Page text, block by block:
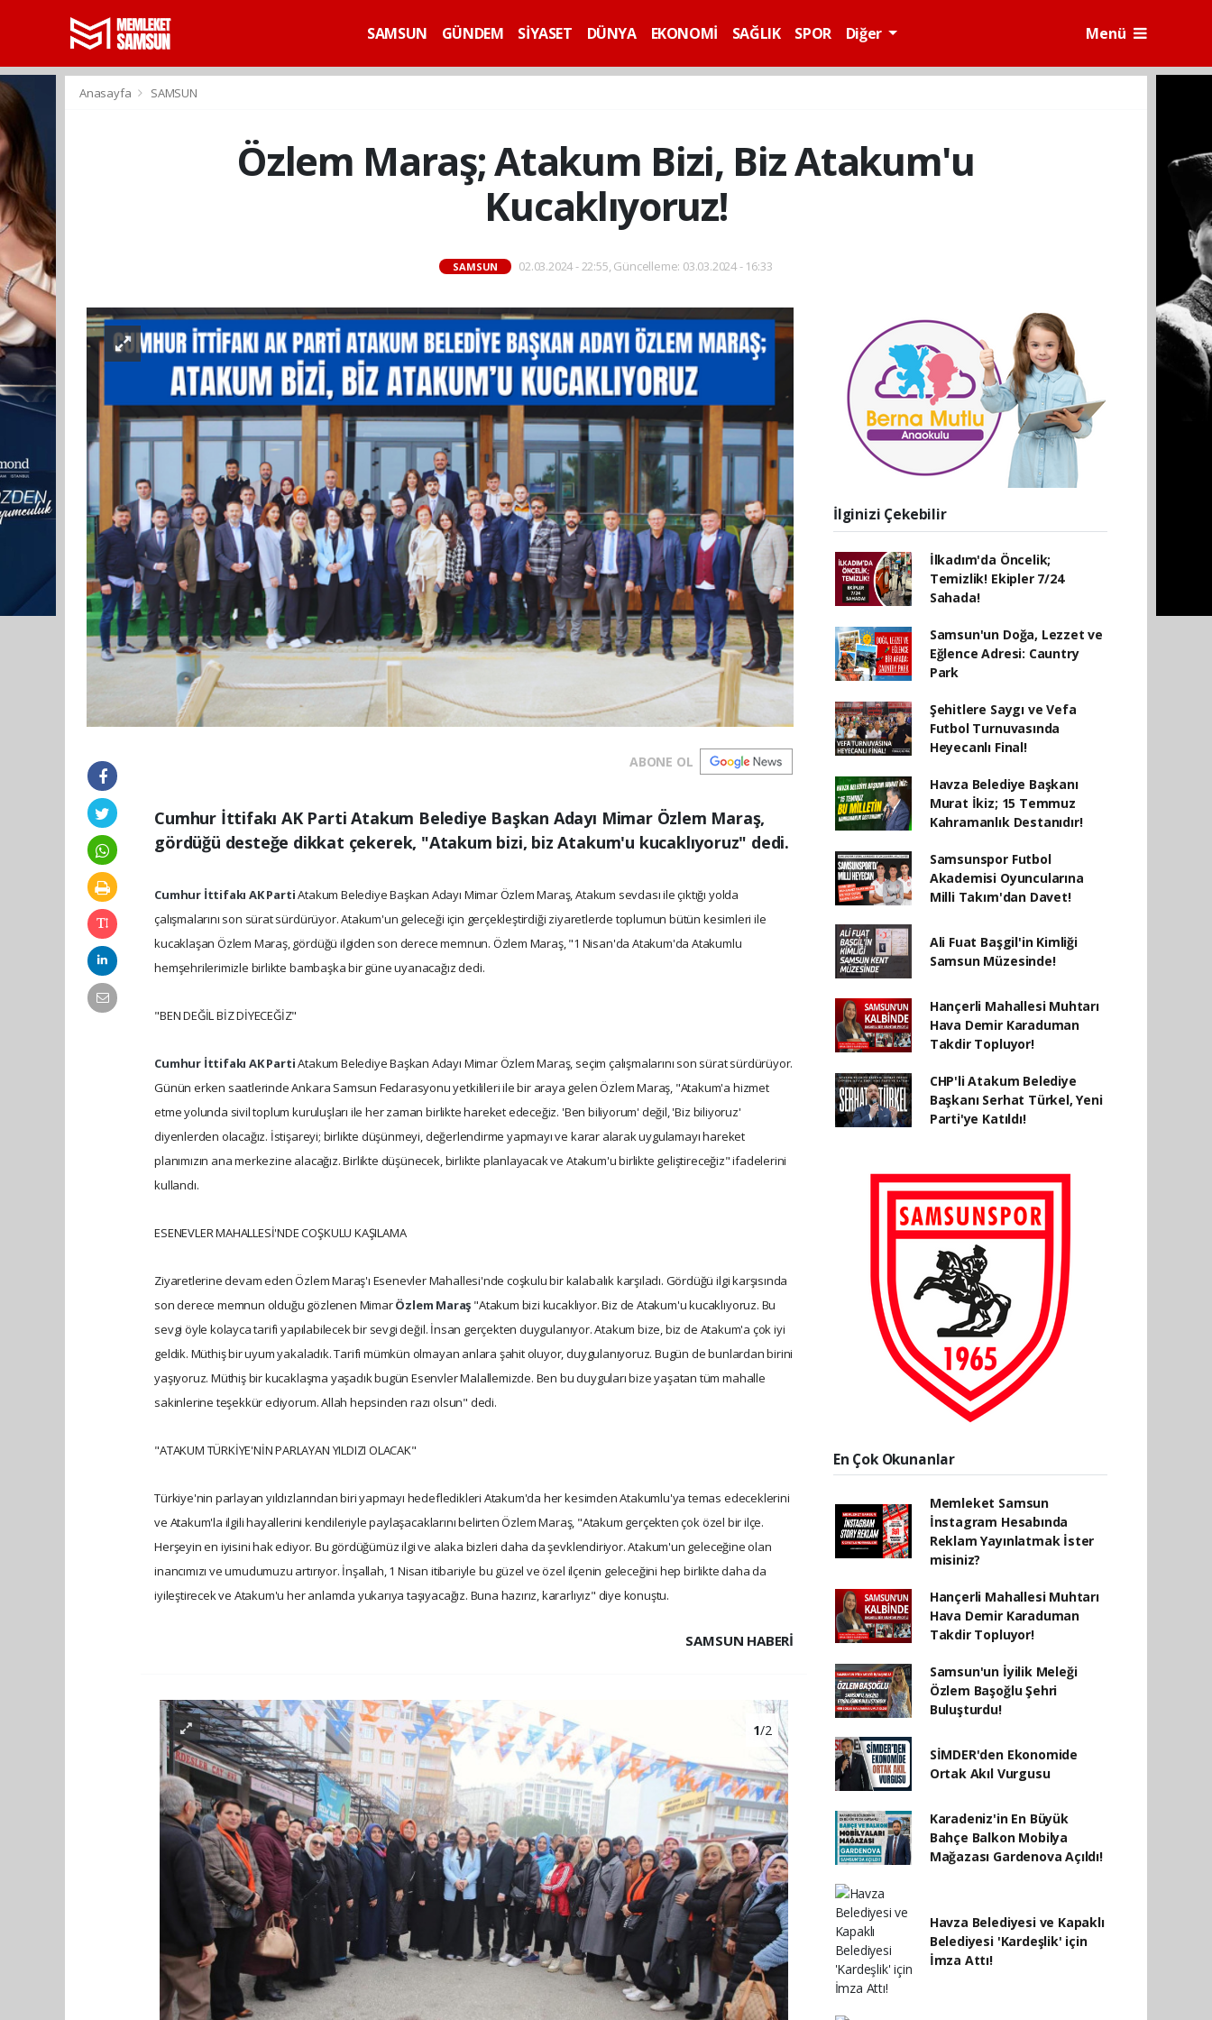
SAMSUN GÜNDEM SİYASET DÜNYA EKONOMİ SAĞLIK SPOR Diğer Menü
Anasayfa SAMSUN
Özlem Maraş; Atakum Bizi, Biz Atakum'u
Kucaklıyoruz!
SAMSUN 02.03.2024 - 22:55, Güncelleme: 03.03.2024 - 16:33
ABONE OL
Cumhur İttifakı AK Parti Atakum Belediye Başkan Adayı Mimar Özlem Maraş,
gördüğü desteğe dikkat çekerek, "Atakum bizi, biz Atakum'u kucaklıyoruz" dedi.
Cumhur İttifakıAK PartiAtakum Belediye Başkan Adayı Mimar Özlem Maraş, Atakum sevdası ile çıktığı yolda
çalışmalarını son sürat sürdürüyor. Atakum'un geleceği için gerçekleştirdiği ziyaretlerde toplumun bütün kesimleri ile
kucaklaşan Özlem Maraş, gördüğü ilgiden son derece memnun. Özlem Maraş, "1 Nisan'da Atakum'da Atakumlu
hemşehrilerimizle birlikte bambaşka bir güne uyanacağız dedi.
"BEN DEĞİL BİZ DİYECEĞİZ"
Cumhur İttifakıAK PartiAtakum Belediye Başkan Adayı Mimar Özlem Maraş, seçim çalışmalarını son sürat sürdürüyor.
Günün erken saatlerinde Ankara Samsun Fedarasyonu yetkilileri ile bir araya gelen Özlem Maraş, "Atakum'a hizmet
etme yolunda sivil toplum kuruluşları ile her zaman birlikte hareket edeceğiz. 'Ben biliyorum' değil, 'Biz biliyoruz'
diyenlerden olacağız. İstişareyi; birlikte düşünmeyi, değerlendirme yapmayı ve karar alarak uygulamayı hareket
planımızın ana merkezine alacağız. Birlikte düşünecek, birlikte planlayacak ve Atakum'u birlikte geliştireceğiz" ifadelerini
kullandı.
ESENEVLER MAHALLESİ'NDE COŞKULU KAŞILAMA
Ziyaretlerine devam eden Özlem Maraş'ı Esenevler Mahallesi'nde coşkulu bir kalabalık karşıladı. Gördüğü ilgi karşısında
son derece memnun olduğu gözlenen MimarÖzlem Maraş "Atakum bizi kucaklıyor. Biz de Atakum'u kucaklıyoruz. Bu
sevgi öyle kolayca tarifi yapılabilecek bir sevgi değil. İnsan gerçekten duygulanıyor. Atakum bize, biz de Atakum'a çok iyi
geldik. Müthiş bir uyum yakaladık. Tarifi mümkün olmayan anlara şahit oluyor, duygulanıyoruz. Bugün de bunlardan birini
yaşıyoruz. Müthiş bir kucaklaşma yaşadık bugün Esenvler Malallemizde. Ben bu duyguları bize yaşatan tüm mahalle
sakinlerine teşekkür ediyorum. Allah hepsinden razı olsun" dedi.
"ATAKUM TÜRKİYE'NİN PARLAYAN YILDIZI OLACAK"
Türkiye'nin parlayan yıldızlarından biri yapmayı hedefledikleri Atakum'da her kesimden Atakumlu'ya temas edeceklerini
ve Atakum'la ilgili hayallerini kendileriyle paylaşacaklarını belirten Özlem Maraş, "Atakum gerçekten çok özel bir ilçe.
Herşeyin en iyisini hak ediyor. Bu gördüğümüz ilgi ve alaka bizleri daha da şevklendiriyor. Atakum'un geleceğine olan
inancımızı ve umudumuzu artırıyor. İnşallah, 1 Nisan itibariyle bu güzel ve özel ilçenin geleceğini hep birlikte daha da
iyileştirecek ve Atakum'u her anlamda yukarıya taşıyacağız. Buna hazırız, kararlıyız" diye konuştu.
SAMSUN HABERİ
1/2
İlginizi Çekebilir
İlkadım'da Öncelik;
Temizlik! Ekipler 7/24
Sahada!
Samsun'un Doğa, Lezzet ve
Eğlence Adresi: Cauntry
Park
Şehitlere Saygı ve Vefa
Futbol Turnuvasında
Heyecanlı Final!
Havza Belediye Başkanı
Murat İkiz; 15 Temmuz
Kahramanlık Destanıdır!
Samsunspor Futbol
Akademisi Oyuncularına
Milli Takım'dan Davet!
Ali Fuat Başgil'in Kimliği
Samsun Müzesinde!
Hançerli Mahallesi Muhtarı
Hava Demir Karaduman
Takdir Topluyor!
CHP'li Atakum Belediye
Başkanı Serhat Türkel, Yeni
Parti'ye Katıldı!
En Çok Okunanlar
Memleket Samsun
İnstagram Hesabında
Reklam Yayınlatmak İster
misiniz?
Hançerli Mahallesi Muhtarı
Hava Demir Karaduman
Takdir Topluyor!
Samsun'un İyilik Meleği
Özlem Başoğlu Şehri
Buluşturdu!
SİMDER'den Ekonomide
Ortak Akıl Vurgusu
Karadeniz'in En Büyük
Bahçe Balkon Mobilya
Mağazası Gardenova Açıldı!
Havza Belediyesi ve Kapaklı
Belediyesi 'Kardeşlik' için
İmza Attı!